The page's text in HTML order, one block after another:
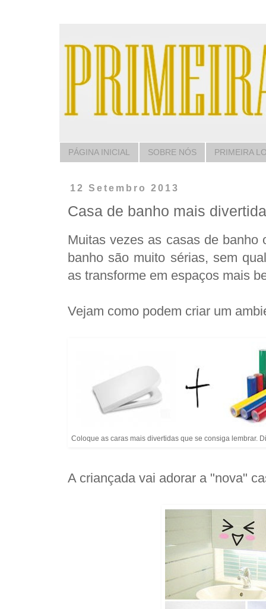
PÁGINA INICIAL SOBRE NÓS PRIMEIRA
12 Setembro 2013
Casa de banho mais divertida
Muitas vezes as casas de banho
banho são muito sérias, sem
as transforme em espaços mais
Vejam como podem criar um
Coloque as caras mais divertidas que se consiga lembrar.
A criançada vai adorar a "nova"